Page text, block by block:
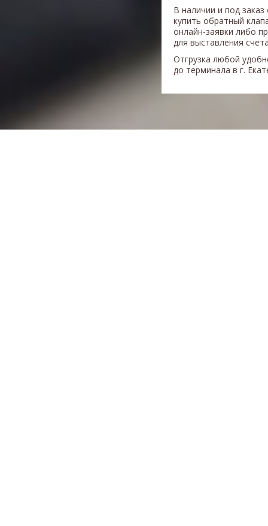
В наличии и под
купить обратный
онлайн-заявки либо
для выставления
Отгрузка любой
до терминала в г.